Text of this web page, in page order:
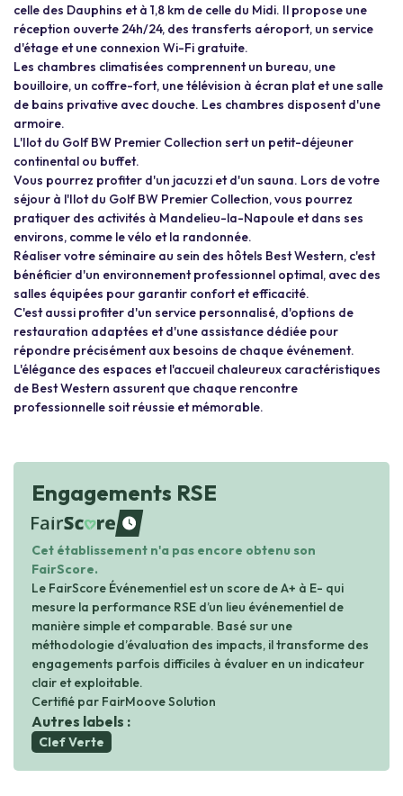
celle des Dauphins et à 1,8 km de celle du Midi. Il propose une
réception ouverte 24h/24, des transferts aéroport, un service
d'étage et une connexion Wi-Fi gratuite.
Les chambres climatisées comprennent un bureau, une
bouilloire, un coffre-fort, une télévision à écran plat et une salle
de bains privative avec douche. Les chambres disposent d'une
armoire.
L'Ilot du Golf BW Premier Collection sert un petit-déjeuner
continental ou buffet.
Vous pourrez profiter d'un jacuzzi et d'un sauna. Lors de votre
séjour à l'Ilot du Golf BW Premier Collection, vous pourrez
pratiquer des activités à Mandelieu-la-Napoule et dans ses
environs, comme le vélo et la randonnée.
Réaliser votre séminaire au sein des hôtels Best Western, c'est
bénéficier d'un environnement professionnel optimal, avec des
salles équipées pour garantir confort et efficacité.
C'est aussi profiter d'un service personnalisé, d'options de
restauration adaptées et d'une assistance dédiée pour
répondre précisément aux besoins de chaque événement.
L'élégance des espaces et l'accueil chaleureux caractéristiques
de Best Western assurent que chaque rencontre
professionnelle soit réussie et mémorable.
Engagements RSE
waiting
Cet établissement n'a pas encore obtenu son
FairScore.
Le FairScore Événementiel est un score de A+ à E- qui
mesure la performance RSE d’un lieu événementiel de
manière simple et comparable. Basé sur une
méthodologie d’évaluation des impacts, il transforme des
engagements parfois difficiles à évaluer en un indicateur
clair et exploitable.
Certifié par FairMoove Solution
Autres labels :
Clef Verte